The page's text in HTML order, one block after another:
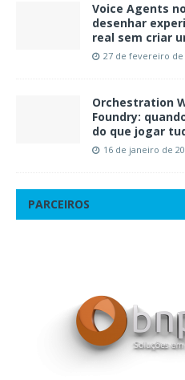
Voice Agents
desenhar
real sem criar
27 de fevereiro de
Orchestration
Foundry:
do que jogar
16 de janeiro de
PARCEIROS